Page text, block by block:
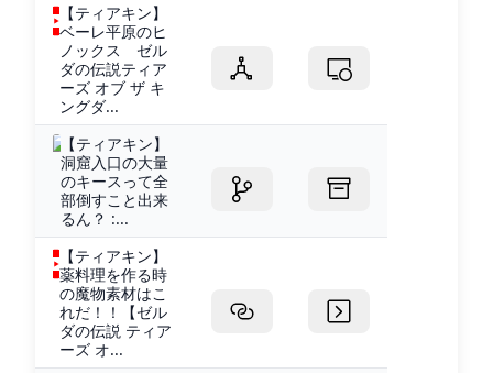
【ティアキン】
ベーレ平原のヒ
ノックス ゼル
ダの伝説ティア
ーズ オブ ザ キ
ングダ...
【ティアキン】
洞窟入口の大量
のキースって全
部倒すこと出来
るん？ :...
【ティアキン】
薬料理を作る時
の魔物素材はこ
れだ！！【ゼル
ダの伝説 ティア
ーズ オ...